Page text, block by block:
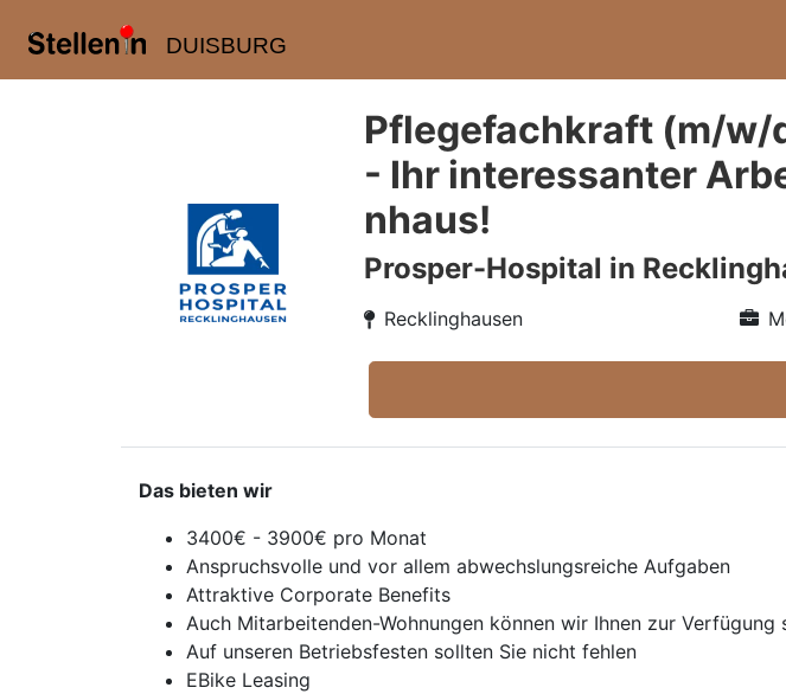
DUISBURG
Pflegefachkraft (m/w/
- Ihr interessanter
nhaus!
Prosper-Hospital in
Recklinghausen
Das bieten wir
3400€ - 3900€ pro Monat
Anspruchsvolle und vor allem abwechslungsreiche Aufgaben
Attraktive Corporate Benefits
Auch Mitarbeitenden-Wohnungen können wir Ihnen zur Verfügung
Auf unseren Betriebsfesten sollten Sie nicht fehlen
EBike Leasing